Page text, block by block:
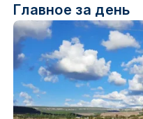
Главное за день